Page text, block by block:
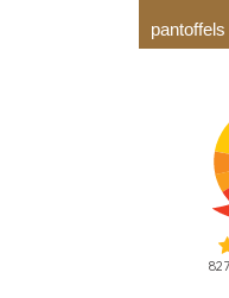
pantoffels